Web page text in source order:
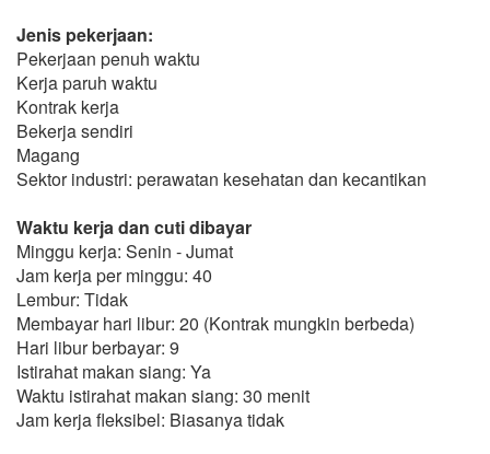
Jenis pekerjaan:
Pekerjaan penuh waktu
Kerja paruh waktu
Kontrak kerja
Bekerja sendiri
Magang
Sektor industri: perawatan kesehatan dan kecantikan
Waktu kerja dan cuti dibayar
Minggu kerja: Senin - Jumat
Jam kerja per minggu: 40
Lembur: Tidak
Membayar hari libur: 20 (Kontrak mungkin berbeda)
Hari libur berbayar: 9
Istirahat makan siang: Ya
Waktu istirahat makan siang: 30 menit
Jam kerja fleksibel: Biasanya tidak